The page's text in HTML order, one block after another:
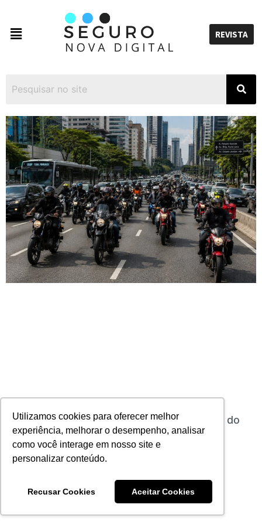
Utilizamos cookies para oferecer melhor
experiência, melhorar o desempenho, analisar
como você interage em nosso site e
personalizar conteúdo.
Recusar Cookies Aceitar Cookies
REVISTA
Uso de dados abre caminho para expansão do
seguro de motocicletas no Brasil
03/06/2026 Nenhum comentário
Leia mais